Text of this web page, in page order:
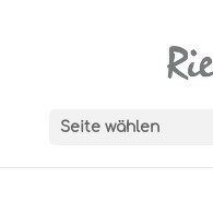
Seite wählen